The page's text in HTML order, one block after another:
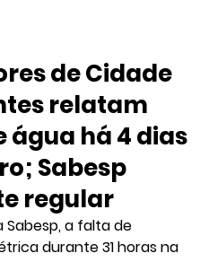
de Cidade
relatam
água há 4 dias
Sabesp
regular
Sabesp, a falta de
durante 31 horas na